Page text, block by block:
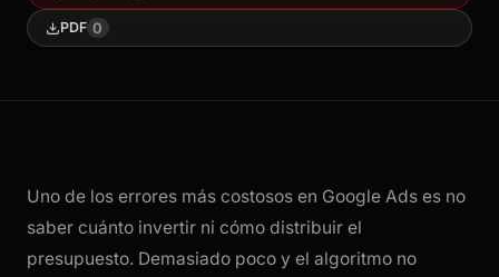
PDF 0
Uno de los errores más costosos en Google Ads es no
saber cuánto invertir ni cómo distribuir el
presupuesto. Demasiado poco y el algoritmo no